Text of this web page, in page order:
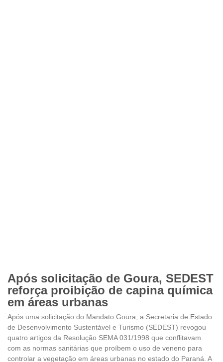
Após solicitação de Goura, SEDEST
reforça proibição de capina química
em áreas urbanas
Após uma solicitação do Mandato Goura, a Secretaria de Estado
de Desenvolvimento Sustentável e Turismo (SEDEST) revogou
quatro artigos da Resolução SEMA 031/1998 que conflitavam
com as normas sanitárias que proíbem o uso de veneno para
controlar a vegetação em áreas urbanas no estado do Paraná. A